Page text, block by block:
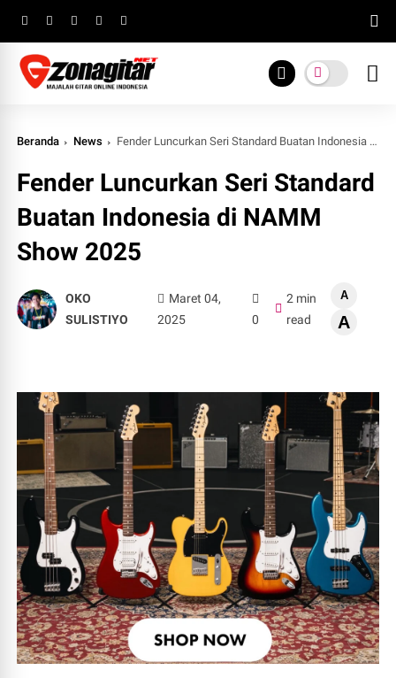
Beranda News Fender Luncurkan Seri Standard Buatan Indonesia di NAMM Show 2025
Fender Luncurkan Seri Standard
Buatan Indonesia di NAMM
Show 2025
OKO
SULISTIYO
Maret 04,
2025
0
2 min
read
A
A